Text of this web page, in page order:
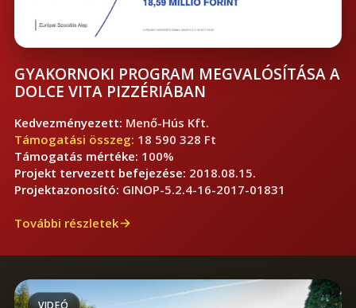
GYAKORNOKI PROGRAM MEGVALÓSÍTÁSA A
DOLCE VITA PIZZÉRIÁBAN
Kedvezményezett: Menő-Hús Kft.
Támogatási összeg: 18 590 328 Ft
Támogatás mértéke: 100%
Projekt tervezett befejezése: 2018.08.15.
Projektazonosító: GINOP-5.2.4-16-2017-01831
További részletek